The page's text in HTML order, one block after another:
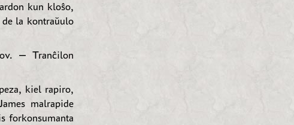
kun kloŝo,
la kontraŭulo
— Tranĉilon
kiel rapiro,
malrapide
forkonsumanta